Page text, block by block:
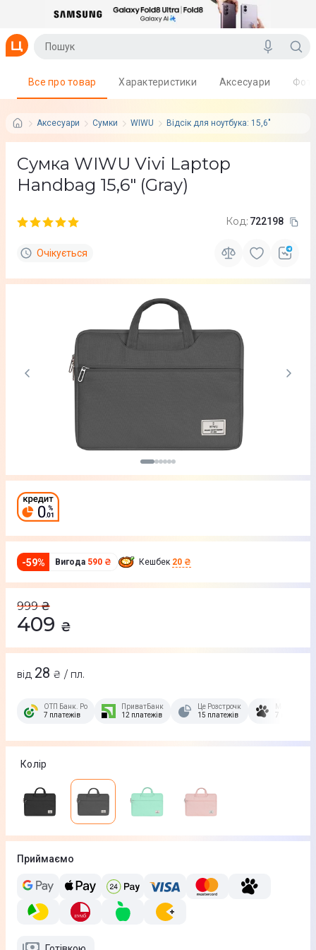
Аксесуари Сумки WIWU Відсік для ноутбука: 15,6"
Все про товар Характеристики Аксесуари
Сумка WIWU Vivi Laptop
Handbag 15,6" (Gray)
Код: 722198
Очікується
-59% Вигода 590 ₴ Кешбек 20 ₴
999 ₴
409 ₴
від 28 ₴ / пл.
ОТП Банк. Розстрочка Скибочка.
7 платежів
ПриватБанк
12 платежів
Це Розстрочка
15 платежів
7 платежів
Колір
Приймаємо